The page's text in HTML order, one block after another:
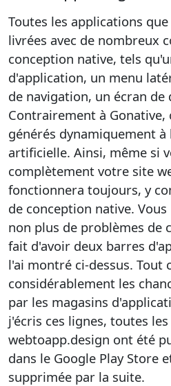
Toutes les applications
livrées avec de nombreux
conception native, tels
d'application, un menu
de navigation, un écran de
Contrairement à
générés dynamiquement
artificielle. Ainsi, même si
complètement votre site
fonctionnera toujours, y
de conception native.
non plus de problèmes de
fait d'avoir deux barres
l'ai montré ci-dessus. Tout
considérablement les
par les magasins
j'écris ces lignes, toutes
webtoapp.design ont été
dans le Google Play Store
supprimée par la suite.